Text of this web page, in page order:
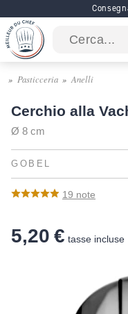
Pasticceria Anelli
Cerchio alla
Ø 8 cm
GOBEL
19 note
5,20 € tasse incluse